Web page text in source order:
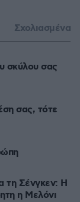
Σχολιασμένα
σκύλου σας
σας, τότε
τη Σένγκεν: Η
η Μελόνι